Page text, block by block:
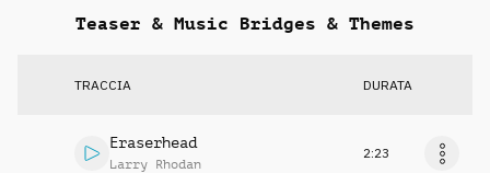
Teaser & Music Bridges & Themes
TRACCIA DURATA
Eraserhead
Larry Rhodan
2:23